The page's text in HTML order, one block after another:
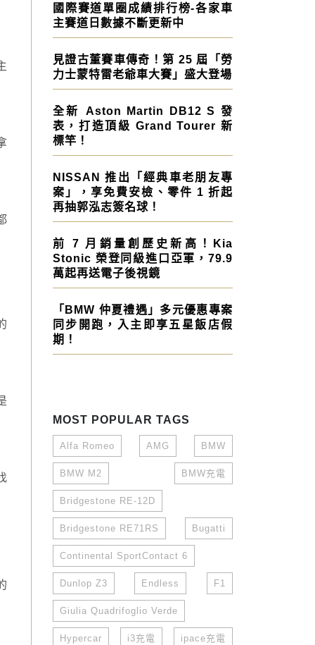
國際賽道單圈成績排行榜-各家車
主賽道日數據不斷更新中
見證古董賽車傳奇！第 25 屆「勞
力士蒙特雷老爺車大賽」盛大登場
全新 Aston Martin DB12 S 發
表，打造頂級 Grand Tourer 新
標竿！
NISSAN 推出「經典車老朋友專
案」，享免費安檢、零件 1 折起
再抽郭泓志簽名球！
前 7 月銷量創歷史新高！Kia
Stonic 榮登同級進口亞軍，79.9
萬起再送電子後視鏡
「BMW 仲夏禮遇」多元優惠專案
同步開跑，入主即享五星飯店假
期！
MOST POPULAR TAGS
Alfa Romeo AMG BMW
BMW M2 BMW充電
Bridgestone RE-12D
Bridgestone RE71RS Bugatti
Continental SportContact 6
Dunlop Z3 Endless F1
Giulia Quadrifoglio Verde
Hypercar i3充電 ipace充電